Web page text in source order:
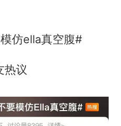
仿ella真空腹#
热议